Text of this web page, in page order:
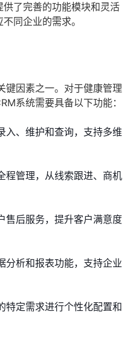
了完善的功能模块和灵活
同企业的需求。
键因素之一。对于健康管理
系统需要具备以下功能：
入、维护和查询，支持多维
程管理，从线索跟进、商机
售后服务，提升客户满意度
分析和报表功能，支持企业
特定需求进行个性化配置和